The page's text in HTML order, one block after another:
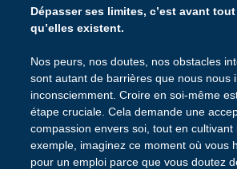
Dépasser ses limites, c’est avant
qu’elles existent.
Nos peurs, nos doutes, nos obstacles
sont autant de barrières que nous nous
inconsciemment. Croire en soi-même
étape cruciale. Cela demande une
compassion envers soi, tout en cultivant
exemple, imaginez ce moment où vous
pour un emploi parce que vous doutez